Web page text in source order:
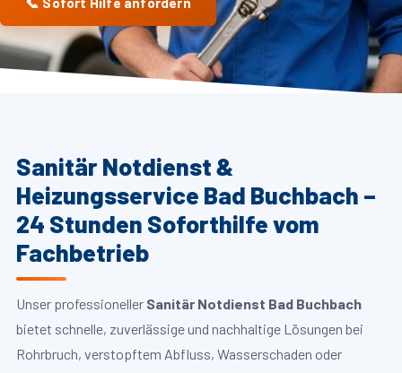
Sanitär Notdienst &
Heizungsservice Bad Buchbach –
24 Stunden Soforthilfe vom
Fachbetrieb
Unser professioneller Sanitär Notdienst Bad Buchbach
bietet schnelle, zuverlässige und nachhaltige Lösungen bei
Rohrbruch, verstopftem Abfluss, Wasserschaden oder